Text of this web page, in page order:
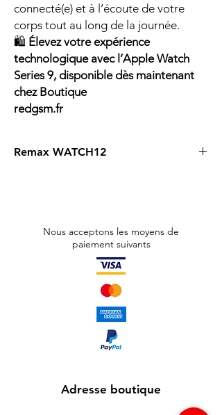
connecté(e) et à l’écoute de votre
corps tout au long de la journée.
🛍️ Élevez votre expérience
technologique avec l’Apple Watch
Series 9, disponible dès maintenant
chez Boutique
redgsm.fr
Remax WATCH12
Montre Connectée Étanche Remax
WATCH12. Arborant un écran AMOLED
haute résolution, cette montre élégante en
jaune vibrant offre une lisibilité
exceptionnelle même en plein soleil. Son
design sophistiqué s'allie à une robustesse
sans faille grâce à son étanchéité adaptée à
Dotée d'une batterie de 470 mAh, la Remax
prolongée, vous permettant de rester
connecté sans interruption. Suivez vos
activités quotidiennes, surveillez votre santé
Nous acceptons les moyens de
paiement suivants
Adresse boutique